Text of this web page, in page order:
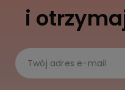
i
Twój adres e-mail